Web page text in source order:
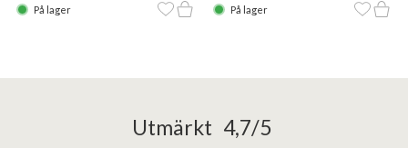
På lager På lager
Utmärkt 4,7/5